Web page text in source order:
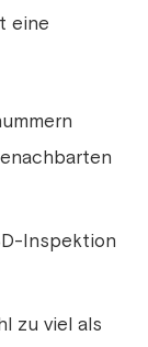
eine
Inspektion
zu viel als